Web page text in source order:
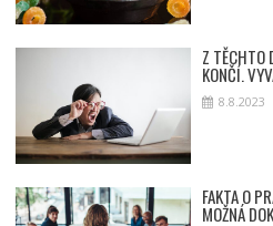
Z TĚCHTO
KONČÍ.
8.8.2023
FAKTA O
MOŽNÁ